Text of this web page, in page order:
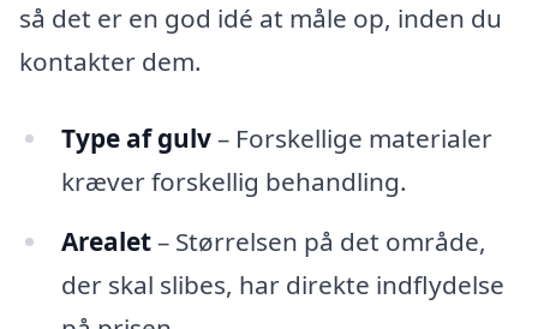
så det er en god idé at måle op, inden du
kontakter dem.
Type af gulv– Forskellige materialer
kræver forskellig behandling.
Arealet– Størrelsen på det område,
der skal slibes, har direkte indflydelse